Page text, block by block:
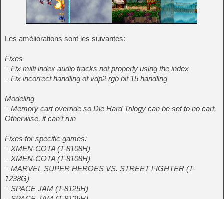
Les améliorations sont les suivantes:
Fixes
– Fix milti index audio tracks not properly using the index
– Fix incorrect handling of vdp2 rgb bit 15 handling
Modeling
– Memory cart override so Die Hard Trilogy can be set to no cart.
Otherwise, it can’t run
Fixes for specific games:
– XMEN-COTA (T-8108H)
– XMEN-COTA (T-8108H)
– MARVEL SUPER HEROES VS. STREET FIGHTER (T-
1238G)
– SPACE JAM (T-8125H)